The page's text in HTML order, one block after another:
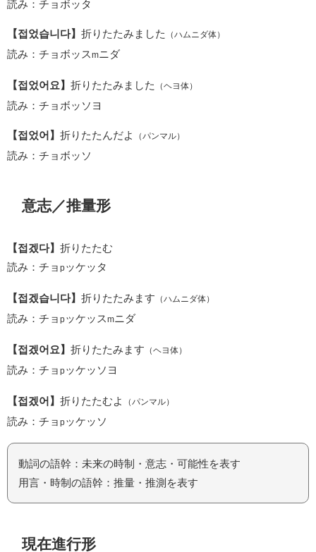
読み：チョボッタ
【접었습니다】 折りたたみました （ハムニダ体）
読み：チョボッス m ニダ
【접었어요】 折りたたみました （ヘヨ体）
読み：チョボッソヨ
【접었어】 折りたたんだよ （パンマル）
読み：チョボッソ
意志／推量形
【접겠다】 折りたたむ
読み：チョ pッケッタ
【접겠습니다】 折りたたみます （ハムニダ体）
読み：チョ pッケッスmニダ
【접겠어요】 折りたたみます （ヘヨ体）
読み：チョ pッケッソヨ
【접겠어】 折りたたむよ （パンマル）
読み：チョ pッケッソ
動詞の語幹：未来の時制・意志・可能性を表す
用言・時制の語幹：推量・推測を表す
現在進行形